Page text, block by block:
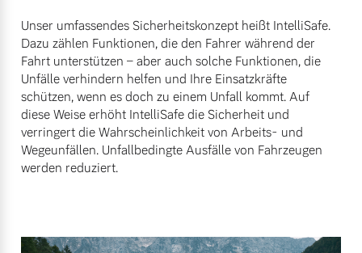
Unser umfassendes Sicherheitskonzept heißt IntelliSafe.
Dazu zählen Funktionen, die den Fahrer während der
Fahrt unterstützen – aber auch solche Funktionen, die
Unfälle verhindern helfen und Ihre Einsatzkräfte
schützen, wenn es doch zu einem Unfall kommt. Auf
diese Weise erhöht IntelliSafe die Sicherheit und
verringert die Wahrscheinlichkeit von Arbeits- und
Wegeunfällen. Unfallbedingte Ausfälle von Fahrzeugen
werden reduziert.